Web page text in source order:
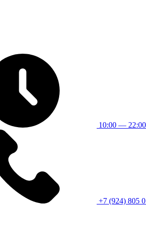
10:00 — 22:00
+7 (924) 805